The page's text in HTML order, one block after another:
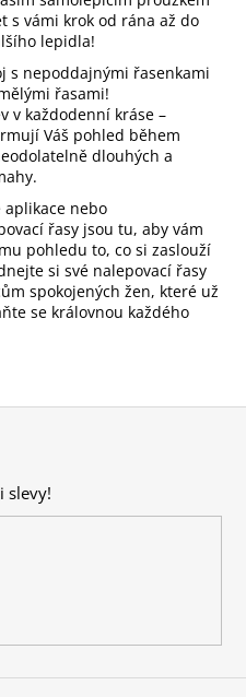
s vámi krok od rána až do
lepidla!
s nepoddajnými řasenkami
řasami!
v každodenní kráse –
Váš pohled během
dlouhých a
aplikace nebo
řasy jsou tu, aby vám
pohledu to, co si zaslouží
si své nalepovací řasy
spokojených žen, které už
se královnou každého
slevy!